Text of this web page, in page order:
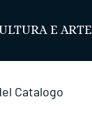
E ARTE
Catalogo